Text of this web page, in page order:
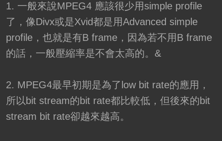
1. 一般來說MPEG4 應該很少用simple profile
了，像Divx或是Xvid都是用Advanced simple
profile，也就是有B frame，因為若不用B frame
的話，一般壓縮率是不會太高的。&
2. MPEG4最早初期是為了low bit rate的應用，
所以bit stream的bit rate都比較低，但後來的bit
stream bit rate卻越來越高。